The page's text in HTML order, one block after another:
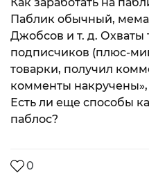
Паблик обычный,
Джобсов и т. д. Охваты
подписчиков (плюс-
товарки, получил
комменты
Есть ли еще способы
паблос?
0